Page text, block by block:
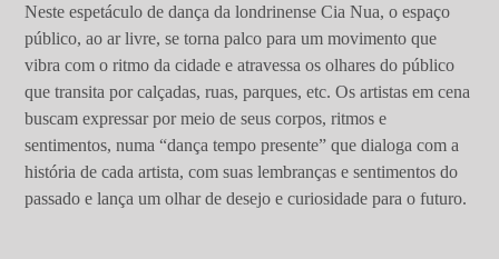
Neste espetáculo de dança da londrinense Cia Nua, o espaço
público, ao ar livre, se torna palco para um movimento que
vibra com o ritmo da cidade e atravessa os olhares do público
que transita por calçadas, ruas, parques, etc. Os artistas em cena
buscam expressar por meio de seus corpos, ritmos e
sentimentos, numa “dança tempo presente” que dialoga com a
história de cada artista, com suas lembranças e sentimentos do
passado e lança um olhar de desejo e curiosidade para o futuro.